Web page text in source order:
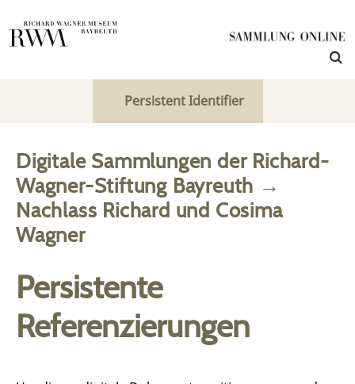
Persistent Identifier
Digitale Sammlungen der Richard-
Wagner-Stiftung Bayreuth →
Nachlass Richard und Cosima
Wagner
Persistente
Referenzierungen